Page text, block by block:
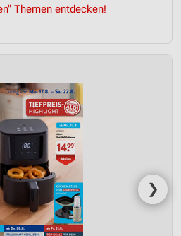
Themen entdecken!
❯